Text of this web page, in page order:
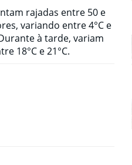
rajadas entre 50 e
variando entre 4°C e
à tarde, variam
18°C e 21°C.